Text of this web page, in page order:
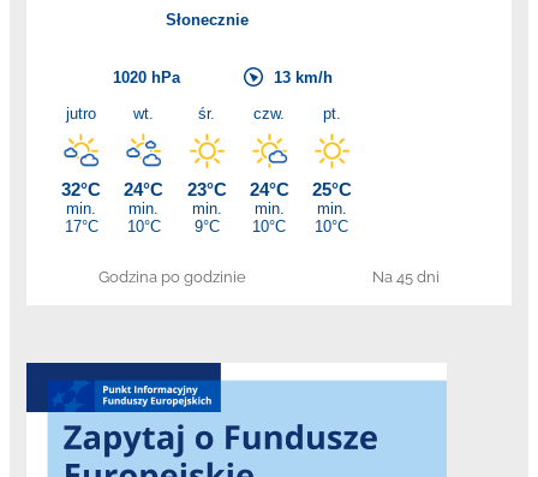
Godzina po godzinie Na 45 dni